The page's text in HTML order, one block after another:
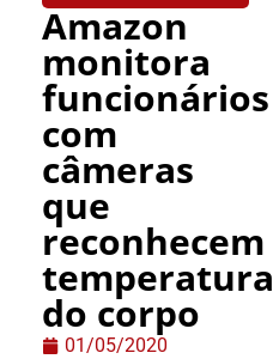
Amazon
monitora
funcionários
com
câmeras
que
reconhecem
temperatura
do corpo
01/05/2020